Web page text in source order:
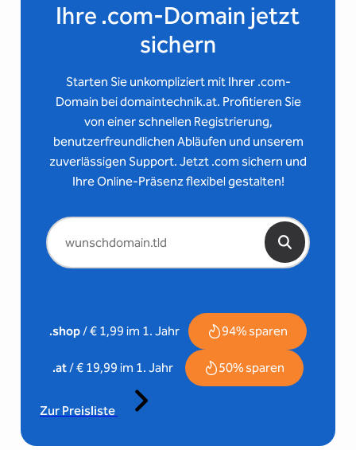
Ihre .com-Domain jetzt
sichern
Starten Sie unkompliziert mit Ihrer .com-
Domain bei domaintechnik.at. Profitieren Sie
von einer schnellen Registrierung,
benutzerfreundlichen Abläufen und unserem
zuverlässigen Support. Jetzt .com sichern und
Ihre Online-Präsenz flexibel gestalten!
.shop/ € 1,99 im 1. Jahr 94% sparen
.at/ € 19,99 im 1. Jahr 50% sparen
Zur Preisliste